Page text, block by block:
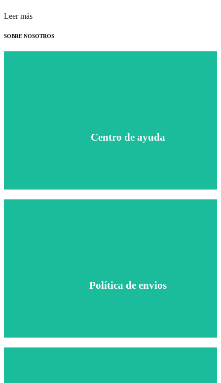
Leer más
SOBRE NOSOTROS
Centro de ayuda
Política de envios